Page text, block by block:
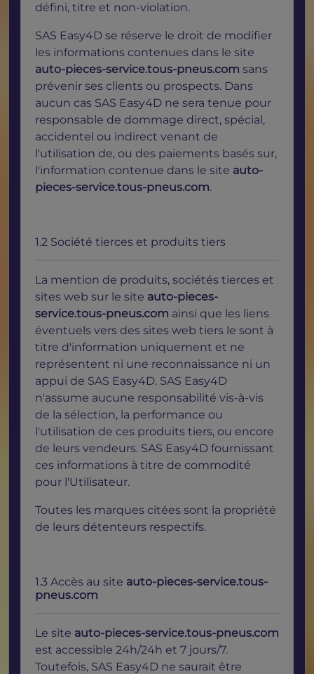
défini, titre et non-violation.
SAS Easy4D se réserve le droit de modifier
les informations contenues dans le site
auto-pieces-service.tous-pneus.com sans
prévenir ses clients ou prospects. Dans
aucun cas SAS Easy4D ne sera tenue pour
responsable de dommage direct, spécial,
accidentel ou indirect venant de
l'utilisation de, ou des paiements basés sur,
l'information contenue dans le site auto-
pieces-service.tous-pneus.com.
1.2 Société tierces et produits tiers
La mention de produits, sociétés tierces et
sites web sur le site auto-pieces-
service.tous-pneus.com ainsi que les liens
éventuels vers des sites web tiers le sont à
titre d'information uniquement et ne
représentent ni une reconnaissance ni un
appui de SAS Easy4D. SAS Easy4D
n'assume aucune responsabilité vis-à-vis
de la sélection, la performance ou
l'utilisation de ces produits tiers, ou encore
de leurs vendeurs. SAS Easy4D fournissant
ces informations à titre de commodité
pour l'Utilisateur.
Toutes les marques citées sont la propriété
de leurs détenteurs respectifs.
1.3 Accès au site auto-pieces-service.tous-
pneus.com
Le site auto-pieces-service.tous-pneus.com
est accessible 24h/24h et 7 jours/7.
Toutefois, SAS Easy4D ne saurait être